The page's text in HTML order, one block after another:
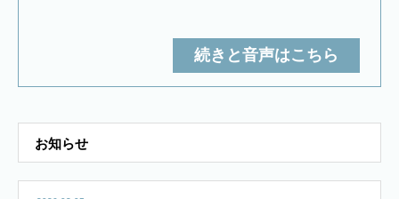
続きと音声はこちら
お知らせ